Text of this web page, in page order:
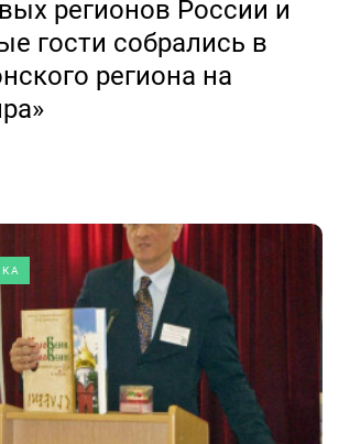
регионов России и
гости собрались в
региона на